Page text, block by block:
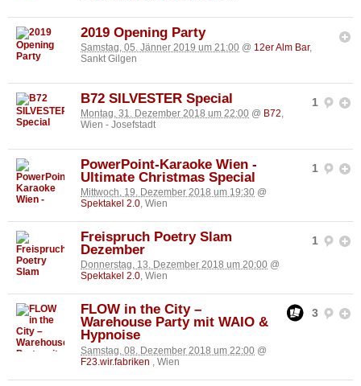
2019 Opening Party
Samstag, 05. Jänner 2019 um 21:00 @ 12er Alm Bar,
Sankt Gilgen
1
B72 SILVESTER Special
Montag, 31. Dezember 2018 um 22:00 @ B72,
Wien - Josefstadt
1
PowerPoint-Karaoke Wien -
Ultimate Christmas Special
Mittwoch, 19. Dezember 2018 um 19:30 @
Spektakel 2.0, Wien
1
Freispruch Poetry Slam
Dezember
Donnerstag, 13. Dezember 2018 um 20:00 @
Spektakel 2.0, Wien
3
FLOW in the City –
Warehouse Party mit WAIO &
Hypnoise
Samstag, 08. Dezember 2018 um 22:00 @
F23.wir.fabriken , Wien